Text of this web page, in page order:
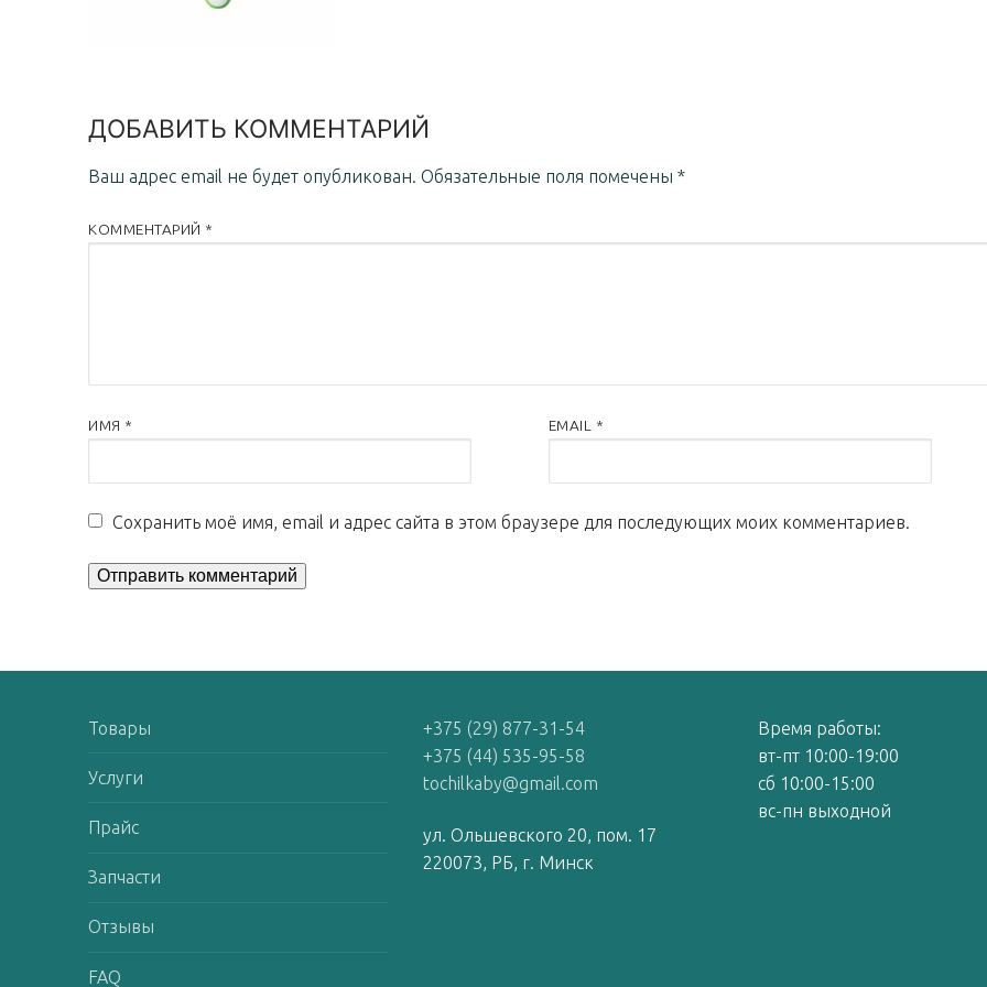
ДОБАВИТЬ КОММЕНТАРИЙ
Ваш адрес email не будет опубликован. Обязательные поля помечены *
КОММЕНТАРИЙ *
ИМЯ * EMAIL *
Сохранить моё имя, email и адрес сайта в этом браузере для последующих моих комментариев.
Товары
Услуги
Прайс
Запчасти
Отзывы
FAQ
+375 (29) 877-31-54
+375 (44) 535-95-58
tochilkaby@gmail.com
ул. Ольшевского 20, пом. 17
220073, РБ, г. Минск
Время работы:
вт-пт 10:00-19:00
сб 10:00-15:00
вс-пн выходной